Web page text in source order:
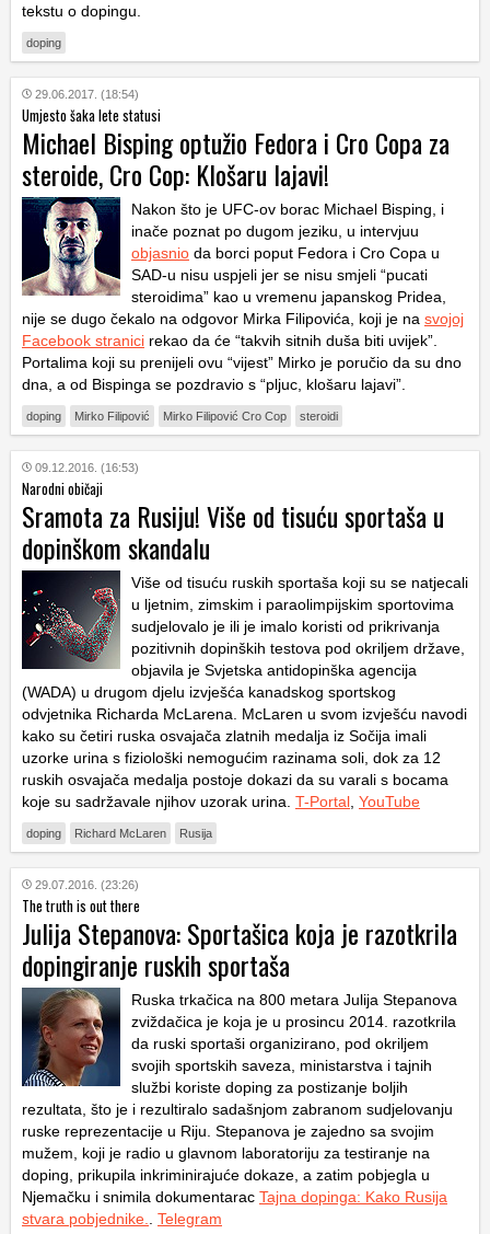
tekstu o dopingu.
doping
29.06.2017. (18:54)
Umjesto šaka lete statusi
Michael Bisping optužio Fedora i Cro Copa za
steroide, Cro Cop: Klošaru lajavi!
Nakon što je UFC-ov borac Michael Bisping, i
inače poznat po dugom jeziku, u intervjuu
objasnio da borci poput Fedora i Cro Copa u
SAD-u nisu uspjeli jer se nisu smjeli “pucati
steroidima” kao u vremenu japanskog Pridea,
nije se dugo čekalo na odgovor Mirka Filipovića, koji je na svojoj
Facebook stranici rekao da će “takvih sitnih duša biti uvijek”.
Portalima koji su prenijeli ovu “vijest” Mirko je poručio da su dno
dna, a od Bispinga se pozdravio s “pljuc, klošaru lajavi”.
doping Mirko Filipović Mirko Filipović Cro Cop steroidi
09.12.2016. (16:53)
Narodni običaji
Sramota za Rusiju! Više od tisuću sportaša u
dopinškom skandalu
Više od tisuću ruskih sportaša koji su se natjecali
u ljetnim, zimskim i paraolimpijskim sportovima
sudjelovalo je ili je imalo koristi od prikrivanja
pozitivnih dopinških testova pod okriljem države,
objavila je Svjetska antidopinška agencija
(WADA) u drugom djelu izvješća kanadskog sportskog
odvjetnika Richarda McLarena. McLaren u svom izvješću navodi
kako su četiri ruska osvajača zlatnih medalja iz Sočija imali
uzorke urina s fiziološki nemogućim razinama soli, dok za 12
ruskih osvajača medalja postoje dokazi da su varali s bocama
koje su sadržavale njihov uzorak urina. T-Portal YouTube
doping Richard McLaren Rusija
29.07.2016. (23:26)
The truth is out there
Julija Stepanova: Sportašica koja je razotkrila
dopingiranje ruskih sportaša
Ruska trkačica na 800 metara Julija Stepanova
zviždačica je koja je u prosincu 2014. razotkrila
da ruski sportaši organizirano, pod okriljem
svojih sportskih saveza, ministarstva i tajnih
službi koriste doping za postizanje boljih
rezultata, što je i rezultiralo sadašnjom zabranom sudjelovanju
ruske reprezentacije u Riju. Stepanova je zajedno sa svojim
mužem, koji je radio u glavnom laboratoriju za testiranje na
doping, prikupila inkriminirajuće dokaze, a zatim pobjegla u
Njemačku i snimila dokumentarac Tajna dopinga: Kako Rusija
stvara pobjednike.
Telegram